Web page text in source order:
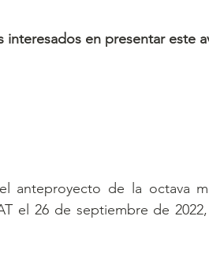
​​en presentar este
anteproyecto de la octava
el 26 de septiembre de